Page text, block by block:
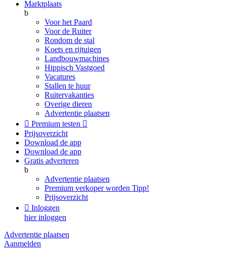
Marktplaats
b
Voor het Paard
Voor de Ruiter
Rondom de stal
Koets en rijtuigen
Landbouwmachines
Hippisch Vastgoed
Vacatures
Stallen te huur
Ruitervakanties
Overige dieren
Advertentie plaatsen
 Premium testen 
Prijsoverzicht
Download de app
Download de app
Gratis adverteren
b
Advertentie plaatsen
Premium verkoper worden Tipp!
Prijsoverzicht
 Inloggen
hier inloggen
Advertentie plaatsen
Aanmelden